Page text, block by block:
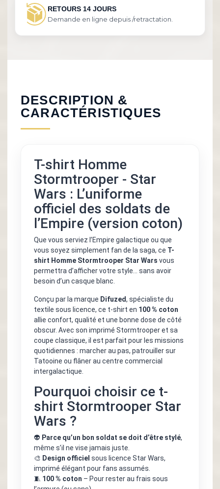
RETOURS 14 JOURS
Demande en ligne depuis /retractation.
DESCRIPTION &
CARACTÉRISTIQUES
T-shirt Homme
Stormtrooper - Star
Wars : L’uniforme
officiel des soldats de
l’Empire (version coton)
Que vous serviez l’Empire galactique ou que
vous soyez simplement fan de la saga, ce T-
shirt Homme Stormtrooper Star Wars vous
permettra d’afficher votre style… sans avoir
besoin d’un casque blanc.
Conçu par la marque Difuzed, spécialiste du
textile sous licence, ce t-shirt en 100 % coton
allie confort, qualité et une bonne dose de côté
obscur. Avec son imprimé Stormtrooper et sa
coupe classique, il est parfait pour les missions
quotidiennes : marcher au pas, patrouiller sur
Tatooine ou flâner au centre commercial
intergalactique.
Pourquoi choisir ce t-
shirt Stormtrooper Star
Wars ?
👽 Parce qu’un bon soldat se doit d’être stylé,
même s’il ne vise jamais juste.
🎨 Design officiel sous licence Star Wars,
imprimé élégant pour fans assumés.
🧵 100 % coton – Pour rester au frais sous